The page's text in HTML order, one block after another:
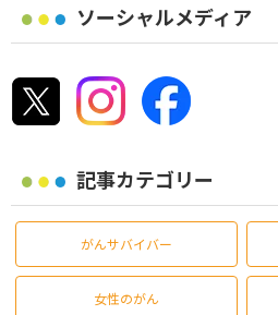
ソーシャルメディア
記事カテゴリー
がんサバイバー
女性のがん